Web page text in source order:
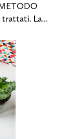
trattati. La...